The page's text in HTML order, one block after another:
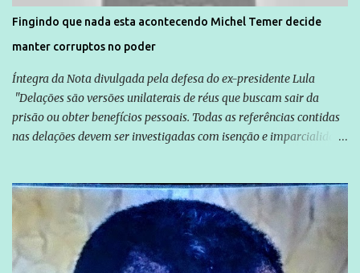
solução do caso Amarildo - Terra Brasil
Fingindo que nada esta acontecendo Michel Temer decide
manter corruptos no poder
Íntegra da Nota divulgada pela defesa do ex-presidente Lula
"Delações são versões unilaterais de réus que buscam sair da
prisão ou obter benefícios pessoais. Todas as referências contidas
nas delações devem ser investigadas com isenção e imparcialidade
Globo manteve com o Grupo Odebrecht, citada na delação de
Emílio Odebrecht. Lula sempre atuou para promover o Brasil no
exterior, e não para promover determinadas empresas ou
empresários" Assina a nota o advogado Cristiano Zanin Martins